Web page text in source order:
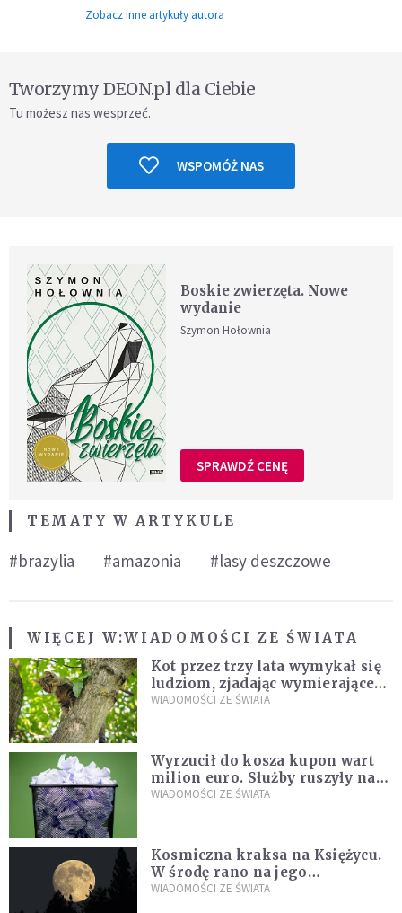
Zobacz inne artykuły autora
Tworzymy DEON.pl dla Ciebie
Tu możesz nas wesprzeć.
WSPOMÓŻ NAS
Boskie zwierzęta. Nowe
wydanie
Szymon Hołownia
SPRAWDŹ CENĘ
TEMATY W ARTYKULE
#brazylia #amazonia #lasy deszczowe
WIĘCEJ W:WIADOMOŚCI ZE ŚWIATA
Kot przez trzy lata wymykał się
ludziom, zjadając wymierające
kaczki. W końcu popełnił
WIADOMOŚCI ZE ŚWIATA
Wyrzucił do kosza kupon wart
milion euro. Służby ruszyły na
poszukiwania
WIADOMOŚCI ZE ŚWIATA
Kosmiczna kraksa na Księżycu.
W środę rano na jego
powierzchni dojdzie do
WIADOMOŚCI ZE ŚWIATA